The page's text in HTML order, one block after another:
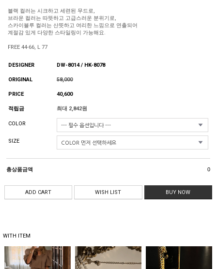
블랙 컬러는 시크하고 세련된 무드로,
브라운 컬러는 따뜻하고 고급스러운 분위기로,
스카이블루 컬러는 산뜻하고 여리한 느낌으로 연출되어
계절감 있게 다양한 스타일링이 가능해요.
FREE 44-66, L 77
DESIGNER DW-8014 / HK-8078
ORIGINAL 58,000
PRICE 40,600
적립금 최대 2,842원
COLOR
SIZE
총상품금액 0
ADD CART WISH LIST BUY NOW
WITH ITEM